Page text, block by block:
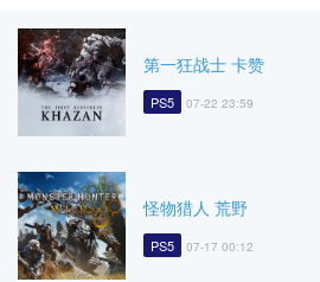
第一狂战士 卡赞
PS5 07-22 23:59
怪物猎人 荒野
PS5 07-17 00:12